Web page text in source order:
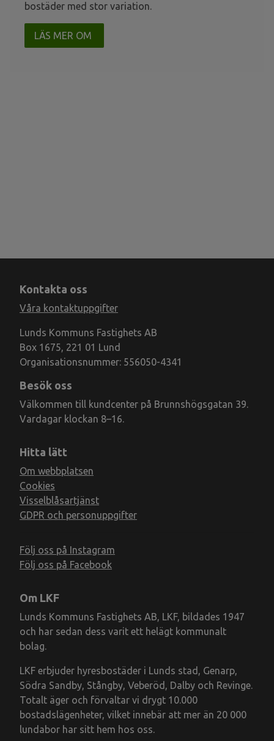
bostäder med stor variation.
LÄS MER OM
Kontakta oss
Våra kontaktuppgifter
Lunds Kommuns Fastighets AB
Box 1675, 221 01 Lund
Organisationsnummer: 556050-4341
Besök oss
Välkommen till kundcenter på Brunnshögsgatan 39.
Vardagar klockan 8–16.
Hitta lätt
Om webbplatsen
Cookies
Visselblåsartjänst
GDPR och personuppgifter
Följ oss på Instagram
Följ oss på Facebook
Om LKF
Lunds Kommuns Fastighets AB, LKF, bildades 1947
och har sedan dess varit ett helägt kommunalt
bolag.
LKF erbjuder hyresbostäder i Lunds stad, Genarp,
Södra Sandby, Stångby, Veberöd, Dalby och Revinge.
Totalt äger och förvaltar vi drygt 10.000
bostadslägenheter, vilket innebär att mer än 20 000
lundabor har sitt hem hos oss.